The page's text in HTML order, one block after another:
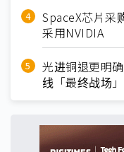
SpaceX芯片
采用NVIDIA
光进铜退更明
线「最终战场」